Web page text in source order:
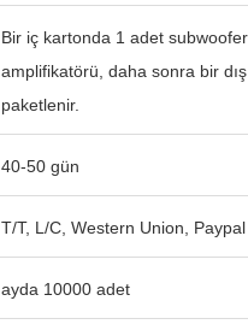
Bir iç kartonda 1 adet subwoofer
amplifikatörü, daha sonra bir
paketlenir.
40-50 gün
T/T, L/C, Western Union, Paypal
ayda 10000 adet